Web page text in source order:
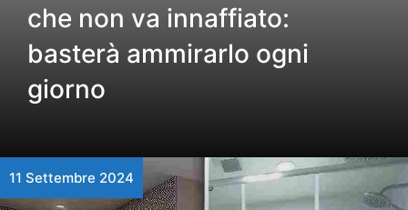
che non va innaffiato:
basterà ammirarlo ogni
giorno
11 Settembre 2024